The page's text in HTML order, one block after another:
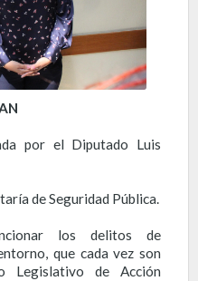
por el Diputado Luis
de Seguridad Pública.
los delitos de
que cada vez son
Legislativo de Acción